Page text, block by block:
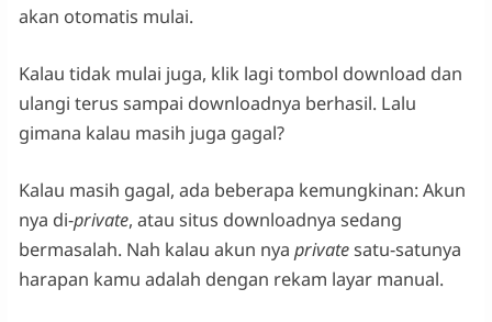
akan otomatis mulai.
Kalau tidak mulai juga, klik lagi tombol download dan
ulangi terus sampai downloadnya berhasil. Lalu
gimana kalau masih juga gagal?
Kalau masih gagal, ada beberapa kemungkinan: Akun
nya di-private, atau situs downloadnya sedang
bermasalah. Nah kalau akun nya privatesatu-satunya
harapan kamu adalah dengan rekam layar manual.